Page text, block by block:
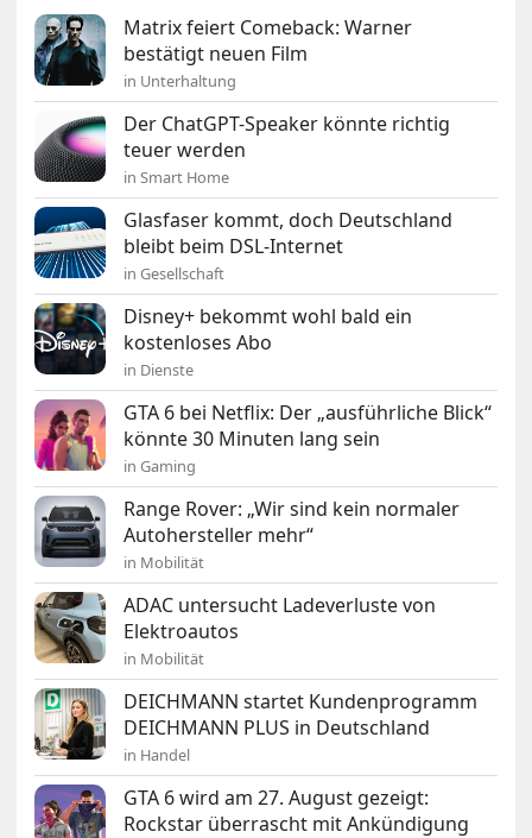
Matrix feiert Comeback: Warner
bestätigt neuen Film
in Unterhaltung
Der ChatGPT-Speaker könnte richtig
teuer werden
in Smart Home
Glasfaser kommt, doch Deutschland
bleibt beim DSL-Internet
in Gesellschaft
Disney+ bekommt wohl bald ein
kostenloses Abo
in Dienste
GTA 6 bei Netflix: Der „ausführliche Blick“
könnte 30 Minuten lang sein
in Gaming
Range Rover: „Wir sind kein normaler
Autohersteller mehr“
in Mobilität
ADAC untersucht Ladeverluste von
Elektroautos
in Mobilität
DEICHMANN startet Kundenprogramm
DEICHMANN PLUS in Deutschland
in Handel
GTA 6 wird am 27. August gezeigt:
Rockstar überrascht mit Ankündigung